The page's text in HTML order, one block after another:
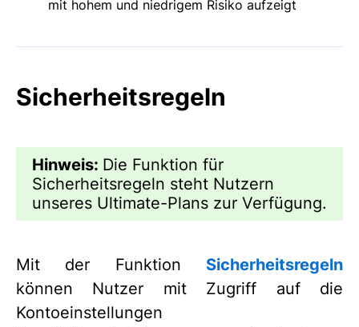
mit hohem und niedrigem Risiko aufzeigt
Sicherheitsregeln
Hinweis: Die Funktion für
Sicherheitsregeln steht Nutzern
unseres Ultimate-Plans zur Verfügung.
Mit der Funktion Sicherheitsregeln
können Nutzer mit Zugriff auf die
Kontoeinstellungen